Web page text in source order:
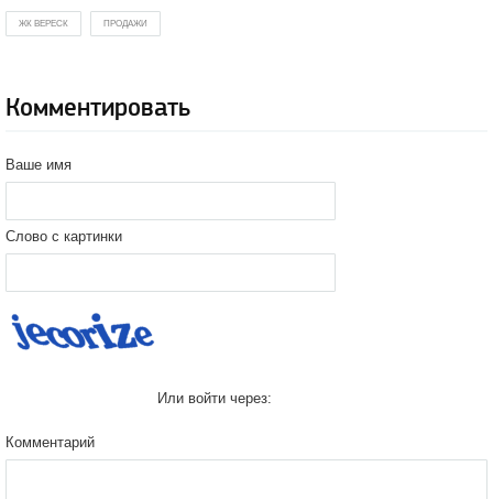
ЖК ВЕРЕСК ПРОДАЖИ
Комментировать
Ваше имя
Слово с картинки
Или войти через:
Комментарий